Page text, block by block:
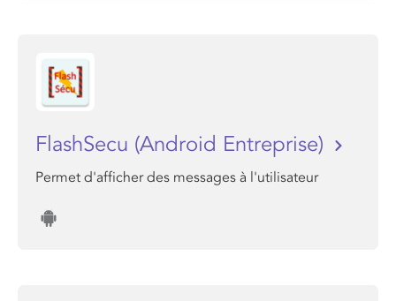
FlashSecu (Android Entreprise)
Permet d'afficher des messages à l'utilisateur